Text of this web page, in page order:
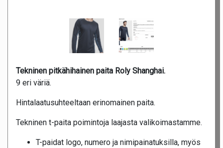
Tekninen pitkähihainen paita Roly Shanghai.
9 eri väriä.
Hintalaatusuhteeltaan erinomainen paita.
Tekninen t-paita poimintoja laajasta valikoimastamme.
T-paidat logo, numero ja nimipainatuksilla, myös